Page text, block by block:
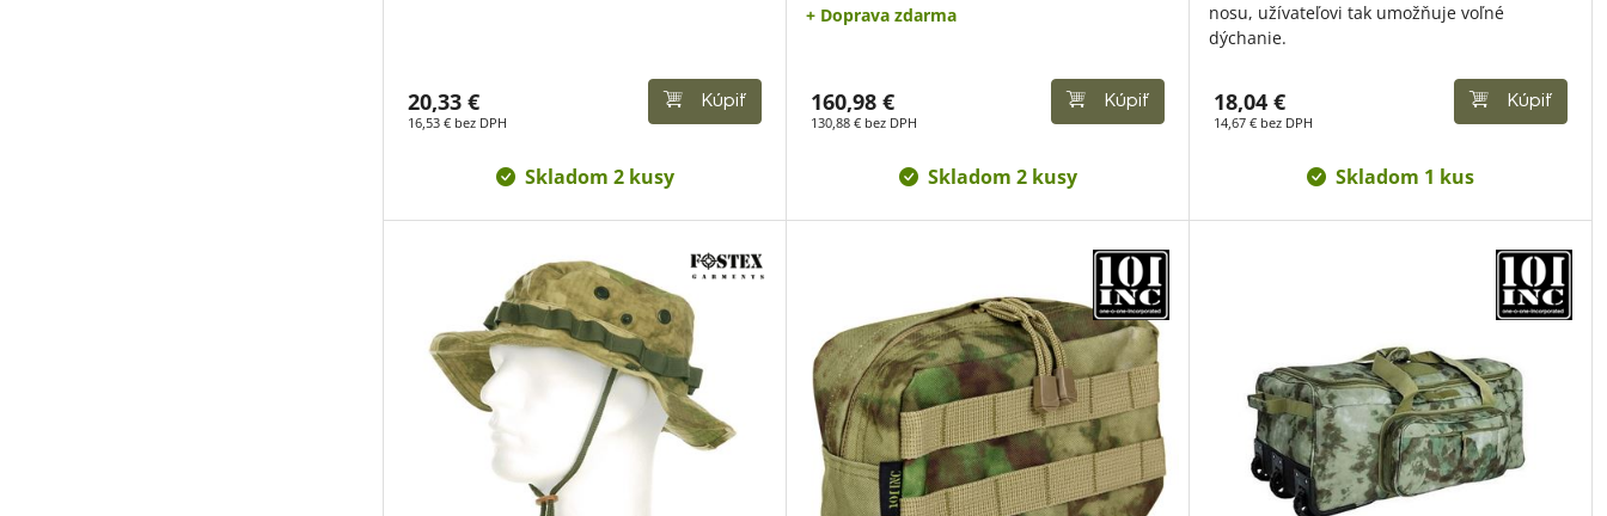
20,33 €
16,53 € bez DPH
Kúpiť
Skladom 2 kusy
+ Doprava zdarma
160,98 €
130,88 € bez DPH
Kúpiť
Skladom 2 kusy
nosu, užívateľovi tak umožňuje voľné
dýchanie.
18,04 €
14,67 € bez DPH
Kúpiť
Skladom 1 kus